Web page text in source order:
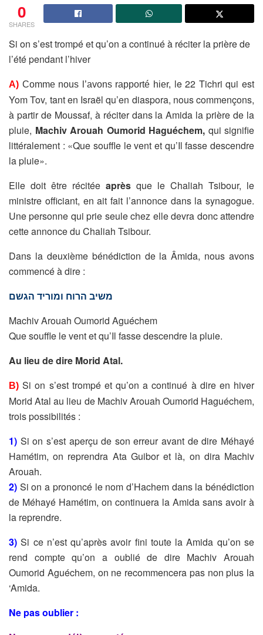
0
SHARES
Si on s’est trompé et qu’on a continué à réciter la prière de
l’été pendant l’hiver
A) Comme nous l’avons rapporté hier, le 22 Tichri qui est
Yom Tov, tant en Israël qu’en diaspora, nous commençons,
à partir de Moussaf, à réciter dans la Amida la prière de la
pluie, Machiv Arouah Oumorid Haguéchem, qui signifie
littéralement : «Que souffle le vent et qu’Il fasse descendre
la pluie».
Elle doit être récitée après que le Chaliah Tsibour, le
ministre officiant, en ait fait l’annonce dans la synagogue.
Une personne qui prie seule chez elle devra donc attendre
cette annonce du Chaliah Tsibour.
Dans la deuxième bénédiction de la Âmida, nous avons
commencé à dire :
משיב הרוח ומוריד הגשם
Machiv Arouah Oumorid Aguéchem
Que souffle le vent et qu’Il fasse descendre la pluie.
Au lieu de dire Morid Atal.
B) Si on s’est trompé et qu’on a continué à dire en hiver
Morid Atal au lieu de Machiv Arouah Oumorid Haguéchem,
trois possibilités :
1) Si on s’est aperçu de son erreur avant de dire Méhayé
Hamétim, on reprendra Ata Guibor et là, on dira Machiv
Arouah.
2) Si on a prononcé le nom d’Hachem dans la bénédiction
de Méhayé Hamétim, on continuera la Amida sans avoir à
la reprendre.
3)Si ce n’est qu’après avoir fini toute la Amida qu’on se
rend compte qu’on a oublié de dire Machiv Arouah
Oumorid Aguéchem, on ne recommencera pas non plus la
‘Amida.
Ne pas oublier :